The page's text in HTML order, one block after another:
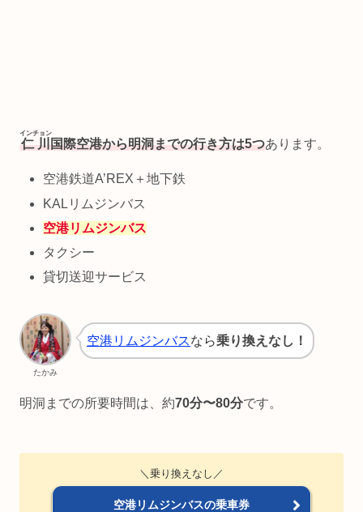
仁川
インチョン
国際空港から明洞までの行き方は5つあります。
空港鉄道A’REX＋地下鉄
KALリムジンバス
空港リムジンバス
タクシー
貸切送迎サービス
たかみ
空港リムジンバスなら乗り換えなし！
明洞までの所要時間は、約70分〜80分です。
＼乗り換えなし／
空港リムジンバスの乗車券